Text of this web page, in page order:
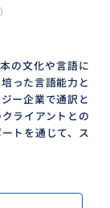
の文化や言語に
った言語能力と
ー企業で通訳と
ライアントとの
トを通じて、ス